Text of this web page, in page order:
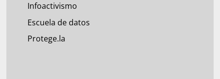
Infoactivismo
Escuela de datos
Protege.la